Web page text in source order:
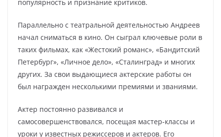
популярность и признание критиков.
Параллельно с театральной деятельностью Андреев
начал сниматься в кино. Он сыграл ключевые роли в
таких фильмах, как «Жестокий романс», «Бандитский
Петербург», «Личное дело», «Сталинград» и многих
других. За свои выдающиеся актерские работы он
был награжден несколькими премиями и званиями.
Актер постоянно развивался и
самосовершенствовался, посещая мастер-классы и
уроки у известных режиссеров и актеров. Его